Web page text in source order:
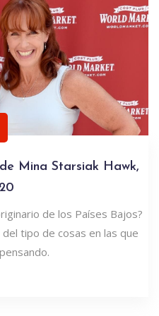
Mina Starsiak Hawk,
de los Países Bajos?
tipo de cosas en las que